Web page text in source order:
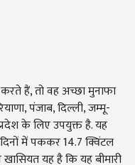
हैं, तो वह अच्छा मुनाफा
पंजाब, दिल्ली, जम्मू-
के लिए उपयुक्त है. यह
में पककर 14.7 क्विंटल
यह है कि यह बीमारी